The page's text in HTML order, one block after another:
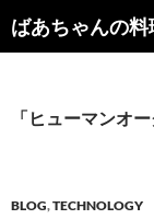
ン索
「ヒューマンオ
BLOG,TECHNOLOGY